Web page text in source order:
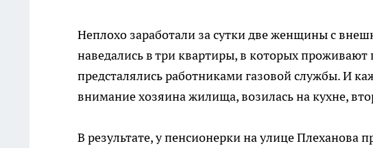
Неплохо заработали за сутки две женщины с
наведались в три квартиры, в которых
предсталялись работниками газовой службы. И
внимание хозяина жилища, возилась на кухне,
В результате, у пенсионерки на улице Плеханова